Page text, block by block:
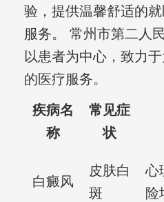
验，提供温馨舒适的
服务。 常州市第二人
以患者为中心，致力
的医疗服务。
疾病名
称
常见症
状
白癜风
皮肤白
斑
心
险